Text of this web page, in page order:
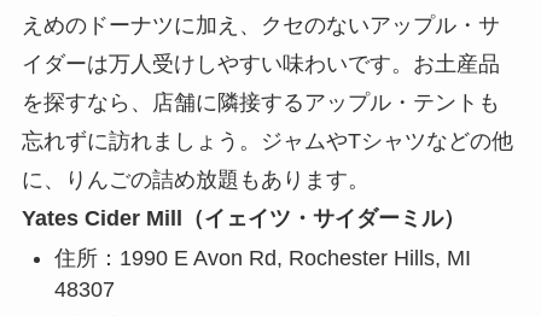
えめのドーナツに加え、クセのないアップル・サ
イダーは万人受けしやすい味わいです。お土産品
を探すなら、店舗に隣接するアップル・テントも
忘れずに訪れましょう。ジャムやTシャツなどの他
に、りんごの詰め放題もあります。
Yates Cider Mill（イェイツ・サイダーミル）
住所：1990 E Avon Rd, Rochester Hills, MI
48307